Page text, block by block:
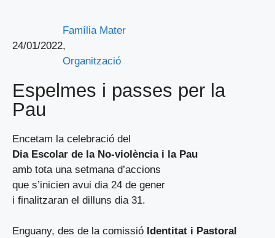
24/01/2022
Família Mater
,
Organització
Espelmes i passes per la
Pau
Encetam la celebració del
Dia Escolar de la No-violència i la Pau
amb tota una setmana d’accions
que s’inicien avui dia 24 de gener
i finalitzaran el dilluns dia 31.
Enguany, des de la comissió Identitat i Pastoral